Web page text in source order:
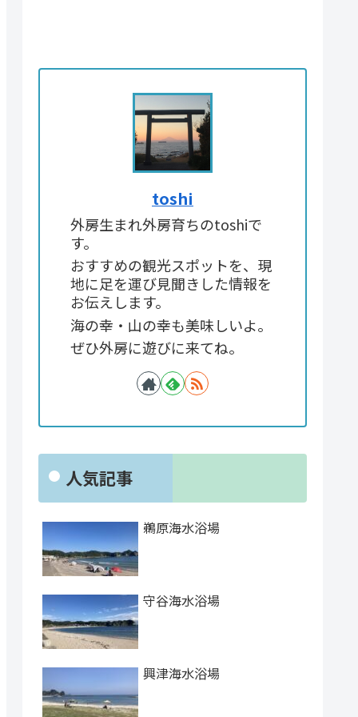
toshi
外房生まれ外房育ちのtoshiで
す。
おすすめの観光スポットを、現
地に足を運び見聞きした情報を
お伝えします。
海の幸・山の幸も美味しいよ。
ぜひ外房に遊びに来てね。
人気記事
鵜原海水浴場
守谷海水浴場
興津海水浴場